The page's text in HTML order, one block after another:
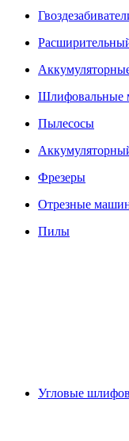
Шлифовальные
Пылесосы
Фрезеры
Отрезные
Пилы
Угловые